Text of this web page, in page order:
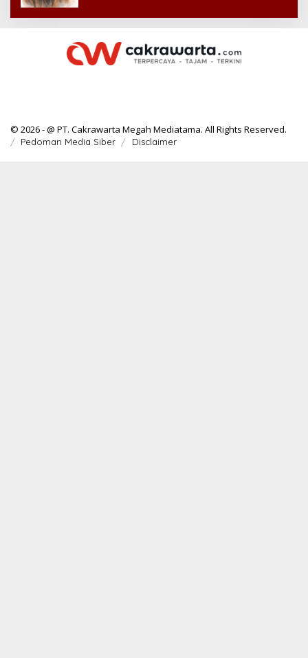
© 2026 - @ PT. Cakrawarta Megah Mediatama. All Rights Reserved.
Pedoman Media Siber Disclaimer